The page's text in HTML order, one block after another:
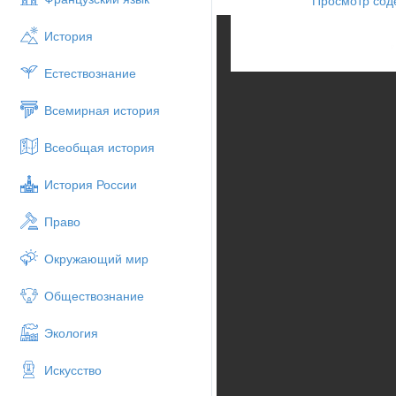
История
Естествознание
Всемирная история
Всеобщая история
История России
Право
Окружающий мир
Обществознание
Экология
Искусство